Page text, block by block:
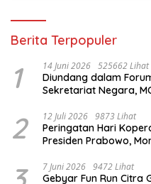
Berita Terpopuler
1 14 Juni 2026 525662 Lihat
Diundang dalam
Sekretariat Negara,
2 12 Juli 2026 9873 Lihat
Peringatan Hari
Presiden Prabowo,
7 Juni 2026 9472 Lihat
Gebyar Fun Run Citra